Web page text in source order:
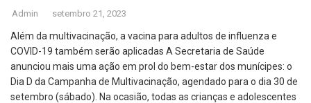
Admin setembro 21, 2023
Além da multivacinação, a vacina para adultos de influenza e
COVID-19 também serão aplicadas A Secretaria de Saúde
anunciou mais uma ação em prol do bem-estar dos munícipes: o
Dia D da Campanha de Multivacinação, agendado para o dia 30 de
setembro (sábado). Na ocasião, todas as crianças e adolescentes